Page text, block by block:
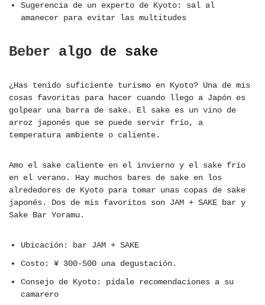
Sugerencia de un experto de Kyoto: sal al
amanecer para evitar las multitudes
Beber algo de sake
¿Has tenido suficiente turismo en Kyoto? Una de mis
cosas favoritas para hacer cuando llego a Japón es
golpear una barra de sake. El sake es un vino de
arroz japonés que se puede servir frío, a
temperatura ambiente o caliente.
Amo el sake caliente en el invierno y el sake frío
en el verano. Hay muchos bares de sake en los
alrededores de Kyoto para tomar unas copas de sake
japonés. Dos de mis favoritos son JAM + SAKE bar y
Sake Bar Yoramu.
Ubicación: bar JAM + SAKE
Costo: ¥ 300-500 una degustación.
Consejo de Kyoto: pídale recomendaciones a su
camarero